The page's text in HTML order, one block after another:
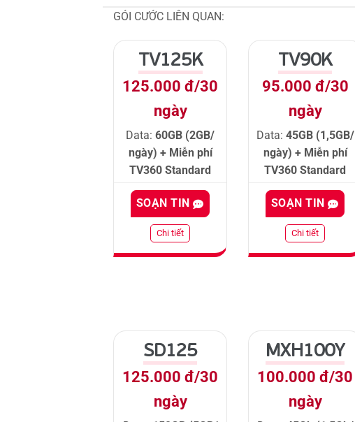
GÓI CƯỚC LIÊN QUAN:
TV125K
125.000 đ/30
ngày
Data:60GB (2GB/
ngày) + Miễn phí
TV360 Standard
SOẠN TIN
Chi tiết
TV90K
95.000 đ/30
ngày
Data: 45GB (1,5GB/
ngày) + Miễn phí
TV360 Standard
SOẠN TIN
Chi tiết
SD125
125.000 đ/30
ngày
MXH100Y
100.000 đ/30
ngày